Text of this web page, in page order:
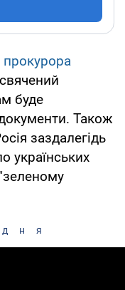
прокурора
буде
Також
заздалегідь
українських